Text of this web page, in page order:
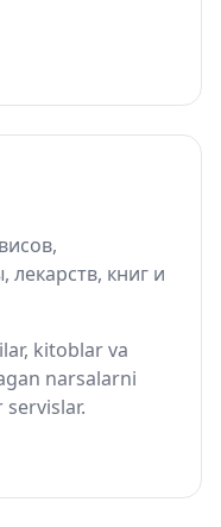
книг и
kitoblar va
narsalarni